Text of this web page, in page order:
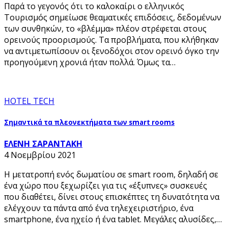
Παρά το γεγονός ότι το καλοκαίρι ο ελληνικός
Τουρισμός σημείωσε θεαματικές επιδόσεις, δεδομένων
των συνθηκών, το «βλέμμα» πλέον στρέφεται στους
ορεινούς προορισμούς. Τα προβλήματα, που κλήθηκαν
να αντιμετωπίσουν οι ξενοδόχοι στον ορεινό όγκο την
προηγούμενη χρονιά ήταν πολλά. Όμως τα…
HOTEL TECH
Σημαντικά τα πλεονεκτήματα των smart rooms
ΕΛΕΝΗ ΣΑΡΑΝΤΑΚΗ
4 Νοεμβρίου 2021
Η μετατροπή ενός δωματίου σε smart room, δηλαδή σε
ένα χώρο που ξεχωρίζει για τις «έξυπνες» συσκευές
που διαθέτει, δίνει στους επισκέπτες τη δυνατότητα να
ελέγχουν τα πάντα από ένα τηλεχειριστήριο, ένα
smartphone, ένα ηχείο ή ένα tablet. Μεγάλες αλυσίδες,…